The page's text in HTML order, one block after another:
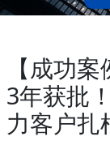
【成功
3年获批
力客户扎